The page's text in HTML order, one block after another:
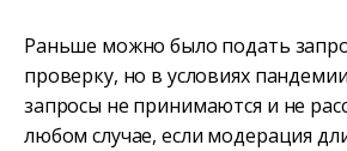
Раньше можно было подать
проверку, но в условиях
запросы не принимаются и не
любом случае, если модерация